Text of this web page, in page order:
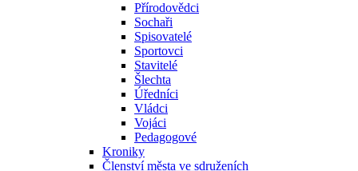
Přírodovědci
Sochaři
Spisovatelé
Sportovci
Stavitelé
Šlechta
Úředníci
Vládci
Vojáci
Pedagogové
Kroniky
Členství města ve sdruženích